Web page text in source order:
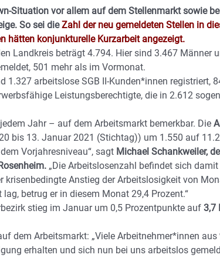
Situation vor allem auf dem Stellenmarkt sowie
So sei dieZahl der neu gemeldeten Stellen in
hätten konjunkturelle Kurzarbeit angezeigt.
Landkreis beträgt 4.794. Hier sind 3.467 Männer
501 mehr als im Vormonat.
1.327 arbeitslose SGB II-Kunden*innen registriert,
Leistungsberechtigte, die in 2.612
Jahr – auf dem Arbeitsmarkt bemerkbar. Die
bis 13. Januar 2021 (Stichtag)) um 1.550 auf
Vorjahresniveau“, sagt Michael Schankweiler,
„Die Arbeitslosenzahl befindet sich
krisenbedingte Anstieg der Arbeitslosigkeit von
betrug er in diesem Monat 29,4 Prozent.“
stieg im Januar um 0,5 Prozentpunkte auf 3,7
dem Arbeitsmarkt: „Viele Arbeitnehmer*innen aus
erhalten und sich nun bei uns arbeitslos